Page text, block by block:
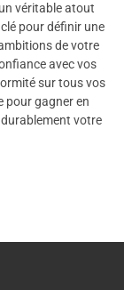
véritable atout
pour définir une
de votre
avec vos
sur tous vos
pour gagner en
votre